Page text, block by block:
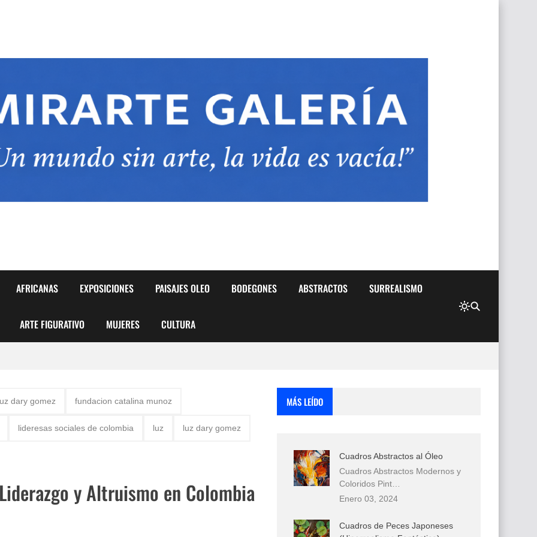
AFRICANAS EXPOSICIONES PAISAJES OLEO BODEGONES ABSTRACTOS SURREALISMO
ARTE FIGURATIVO MUJERES CULTURA
Biryulina Vita
Bellas del Mundo
dary gomez fundacion catalina munoz
lideresas sociales de colombia luz luz dary gomez
y Altruismo en Colombia
MÁS LEÍDO
Cuadros Abstractos al Óleo
Cuadros Abstractos Modernos y
Coloridos Pint…
Enero 03, 2024
Cuadros de Peces Japoneses